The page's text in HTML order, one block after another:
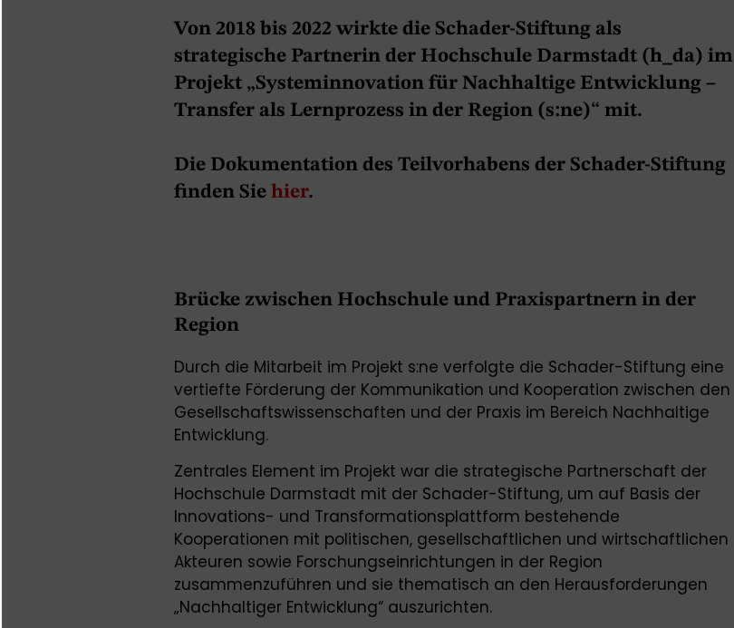
Von 2018 bis 2022 wirkte die Schader-Stiftung als
strategische Partnerin der Hochschule Darmstadt (h_da) im
Projekt „Systeminnovation für Nachhaltige Entwicklung –
Transfer als Lernprozess in der Region (s:ne)“ mit.
Die Dokumentation des Teilvorhabens der Schader-Stiftung
finden Sie hier.
Brücke zwischen Hochschule und Praxispartnern in der
Region
Durch die Mitarbeit im Projekt s:ne verfolgte die Schader-Stiftung eine
vertiefte Förderung der Kommunikation und Kooperation zwischen den
Gesellschaftswissenschaften und der Praxis im Bereich Nachhaltige
Entwicklung.
Zentrales Element im Projekt war die strategische Partnerschaft der
Hochschule Darmstadt mit der Schader-Stiftung, um auf Basis der
Innovations- und Transformationsplattform bestehende
Kooperationen mit politischen, gesellschaftlichen und wirtschaftlichen
Akteuren sowie Forschungseinrichtungen in der Region
zusammenzuführen und sie thematisch an den Herausforderungen
„Nachhaltiger Entwicklung“ auszurichten.